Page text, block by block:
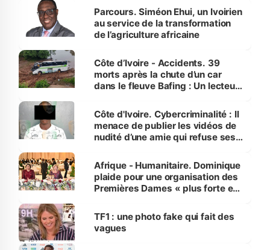
Parcours. Siméon Ehui, un Ivoirien
au service de la transformation
de l’agriculture africaine
Côte d’Ivoire - Accidents. 39
morts après la chute d’un car
dans le fleuve Bafing : Un lecteur
des Transports
Côte d'Ivoire. Cybercriminalité : Il
menace de publier les vidéos de
nudité d’une amie qui refuse ses
Afrique - Humanitaire. Dominique
plaide pour une organisation des
Premières Dames « plus forte et
sur la scène internationale »
TF1 : une photo fake qui fait des
vagues